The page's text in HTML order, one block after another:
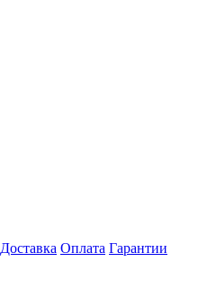
Доставка Оплата Гарантии